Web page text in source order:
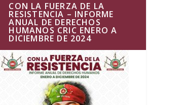
CON LA FUERZA DE LA
RESISTENCIA – INFORME
ANUAL DE DERECHOS
HUMANOS CRIC ENERO A
DICIEMBRE DE 2024